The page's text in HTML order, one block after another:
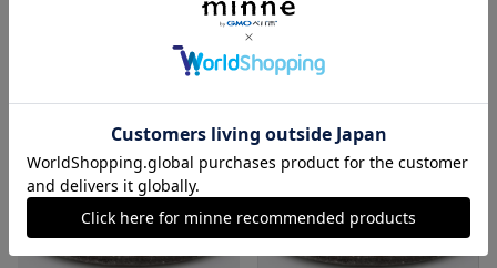
《季節限定》栗きんとん 6個入